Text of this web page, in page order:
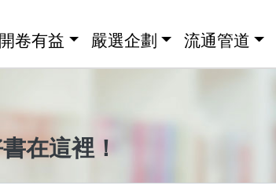
卷有益 嚴選企劃 流通管道
在這裡！